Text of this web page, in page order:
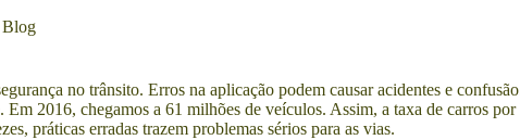
Blog
no trânsito. Erros na aplicação podem causar acidentes e
2016, chegamos a 61 milhões de veículos. Assim, a taxa de carros
práticas erradas trazem problemas sérios para as vias.